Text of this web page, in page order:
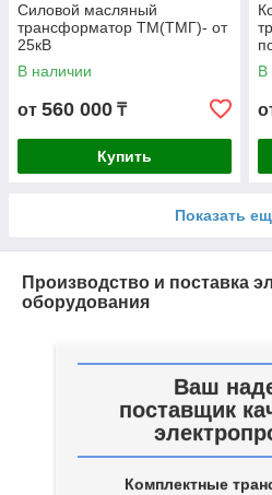
Силовой масляный
трансформатор ТМ(ТМГ)- от
25кВ
В наличии
от 560 000 ₸
Купить
В
Показать
Производство и поставка
оборудования
Ваш
поставщик
Комплектные